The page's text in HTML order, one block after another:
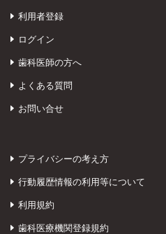
利用者登録
ログイン
歯科医師の方へ
よくある質問
お問い合せ
プライバシーの考え方
行動履歴情報の利用等について
利用規約
歯科医療機関登録規約